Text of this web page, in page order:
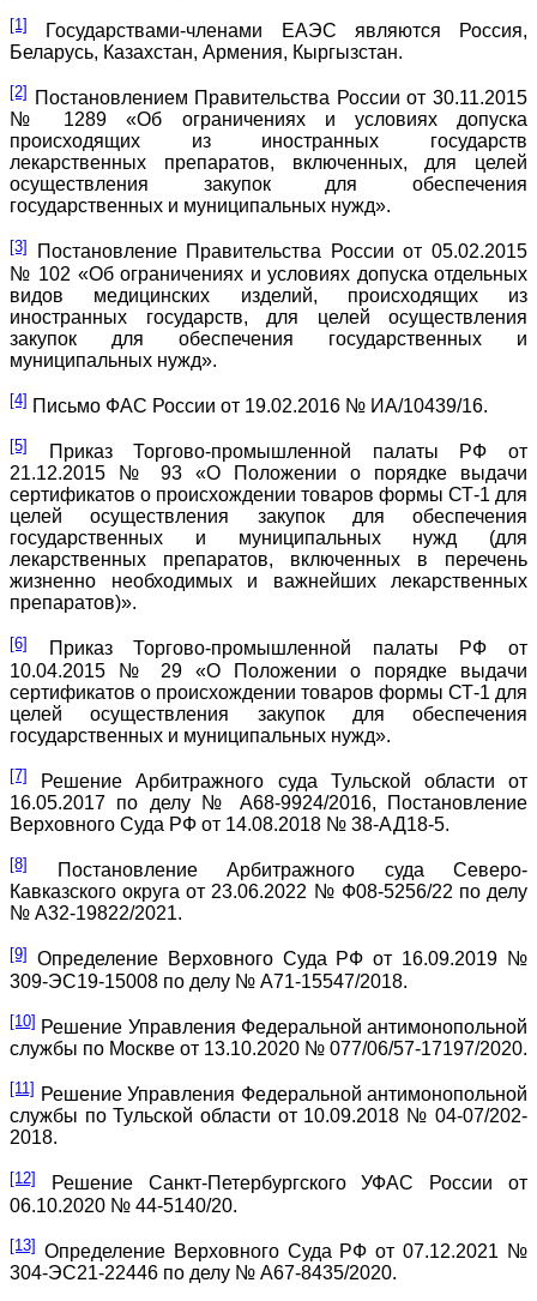
[1]
Государствами-членами ЕАЭС являются Россия,
Беларусь, Казахстан, Армения, Кыргызстан.
[2]
Постановлением Правительства России от 30.11.2015
№ 1289 «Об ограничениях и условиях допуска
происходящих из иностранных государств
лекарственных препаратов, включенных, для целей
осуществления закупок для обеспечения
государственных и муниципальных нужд».
[3]
Постановление Правительства России от 05.02.2015
№ 102 «Об ограничениях и условиях допуска отдельных
видов медицинских изделий, происходящих из
иностранных государств, для целей осуществления
закупок для обеспечения государственных и
муниципальных нужд».
[4] Письмо ФАС России от 19.02.2016 № ИА/10439/16.
[5]
Приказ Торгово-промышленной палаты РФ от
21.12.2015 № 93 «О Положении о порядке выдачи
сертификатов о происхождении товаров формы СТ-1 для
целей осуществления закупок для обеспечения
государственных и муниципальных нужд (для
лекарственных препаратов, включенных в перечень
жизненно необходимых и важнейших лекарственных
препаратов)».
[6]
Приказ Торгово-промышленной палаты РФ от
10.04.2015 № 29 «О Положении о порядке выдачи
сертификатов о происхождении товаров формы СТ-1 для
целей осуществления закупок для обеспечения
государственных и муниципальных нужд».
[7]
Решение Арбитражного суда Тульской области от
16.05.2017 по делу № А68-9924/2016, Постановление
Верховного Суда РФ от 14.08.2018 № 38-АД18-5.
[8]
Постановление Арбитражного суда Северо-
Кавказского округа от 23.06.2022 № Ф08-5256/22 по делу
№ А32-19822/2021.
[9] Определение Верховного Суда РФ от 16.09.2019 №
309-ЭС19-15008 по делу № А71-15547/2018.
[10] Решение Управления Федеральной антимонопольной
службы по Москве от 13.10.2020 № 077/06/57-17197/2020.
[11] Решение Управления Федеральной антимонопольной
службы по Тульской области от 10.09.2018 № 04-07/202-
2018.
[12]
Решение Санкт-Петербургского УФАС России от
06.10.2020 № 44-5140/20.
[13] Определение Верховного Суда РФ от 07.12.2021 №
304-ЭС21-22446 по делу № А67-8435/2020.